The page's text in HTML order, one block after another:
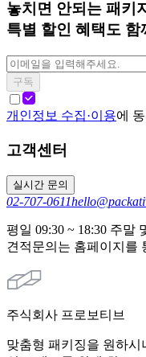
놓치면 안되는 패키
특별 할인 혜택도 함
구독
개인정보 수집·이용에
고객센터
실시간 문의
02-707-0611
평일 09:30 ~ 18:30 주말
견적문의는 홈페이지를
주식회사 프로보티브
맞춤형 패키징을 원하시